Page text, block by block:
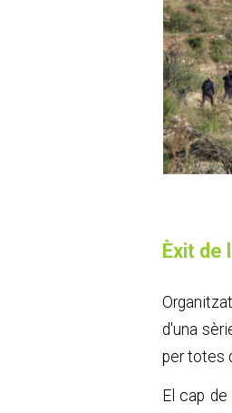
Èxit de
d'una
per totes
El cap